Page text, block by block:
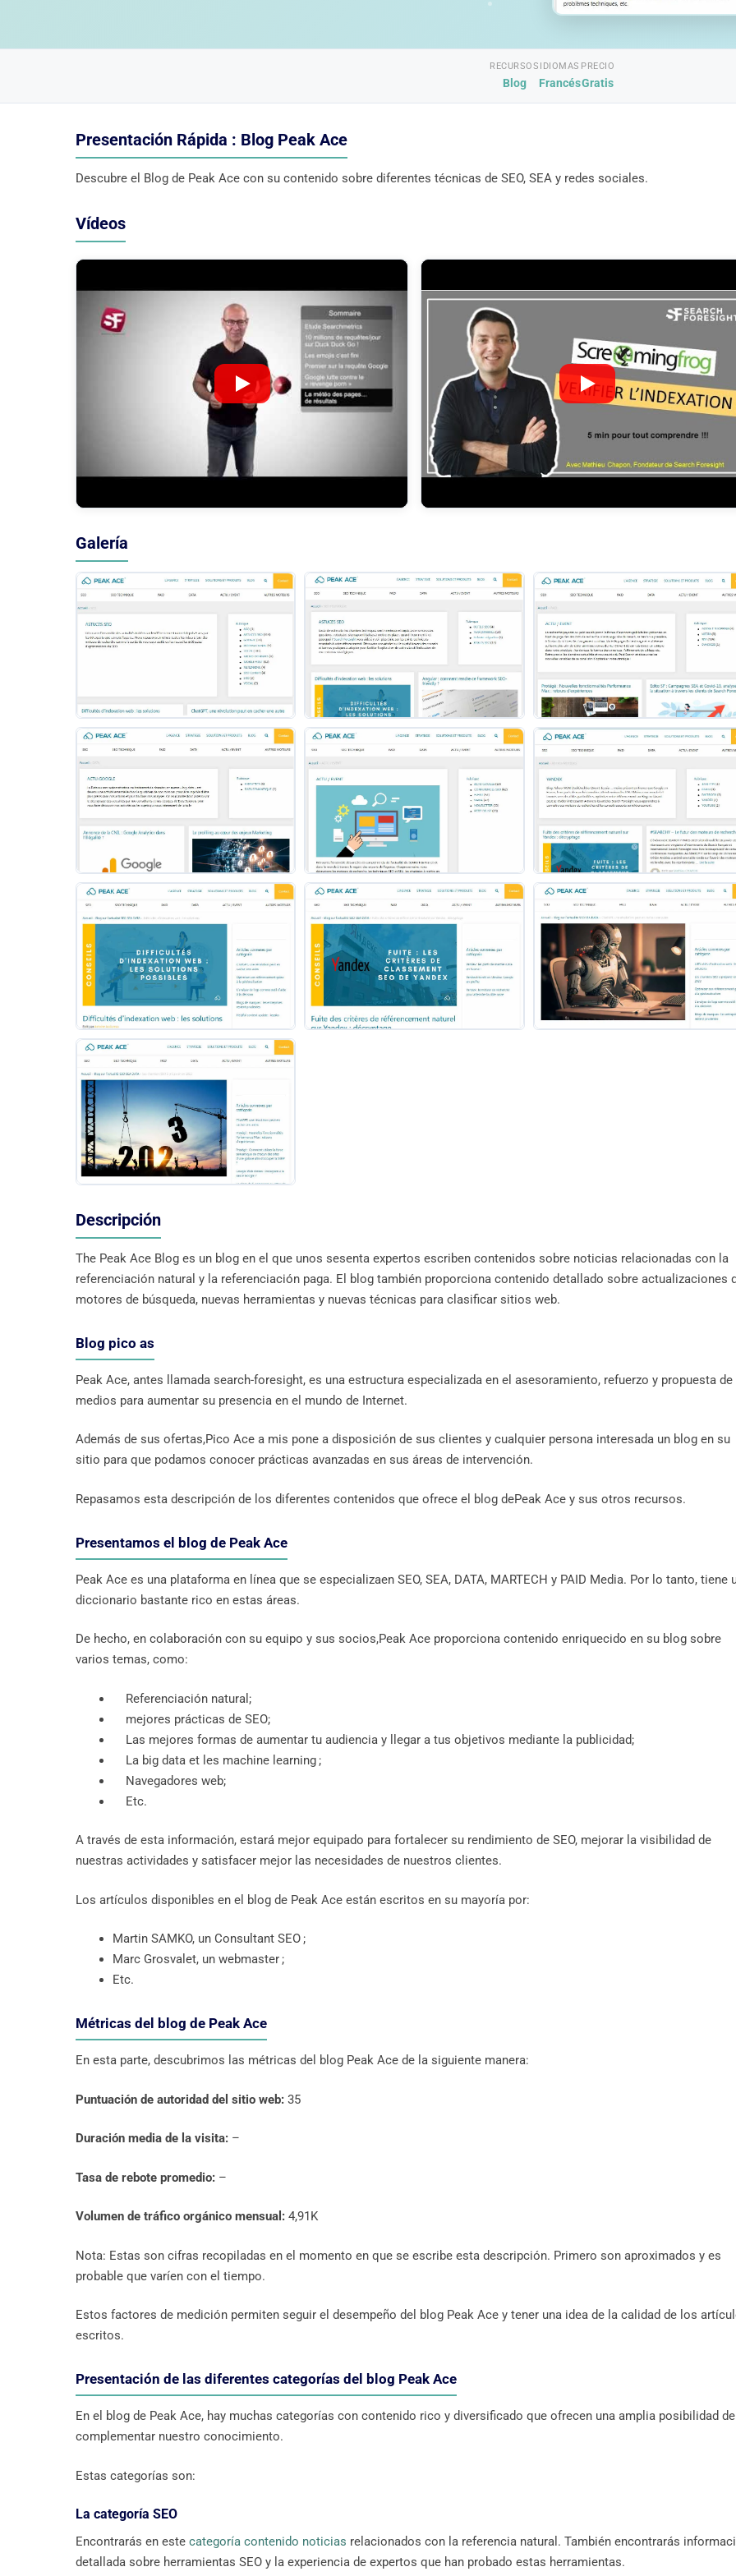
RECURSOS
Blog
IDIOMAS
Francés
PRECIO
Gratis
Presentación Rápida : Blog Peak Ace
Descubre el Blog de Peak Ace con su contenido sobre diferentes técnicas de SEO, SEA y redes sociales.
Vídeos
Galería
Descripción
The Peak Ace Blog es un blog en el que unos sesenta expertos escriben contenidos sobre noticias relacionadas con la
referenciación natural y la referenciación paga. El blog también proporciona contenido detallado sobre actualizaciones
motores de búsqueda, nuevas herramientas y nuevas técnicas para clasificar sitios web.
Blog pico as
Peak Ace, antes llamada search-foresight, es una estructura especializada en el asesoramiento, refuerzo y propuesta de
medios para aumentar su presencia en el mundo de Internet.
Además de sus ofertas,Pico Ace a mis pone a disposición de sus clientes y cualquier persona interesada un blog en su
sitio para que podamos conocer prácticas avanzadas en sus áreas de intervención.
Repasamos esta descripción de los diferentes contenidos que ofrece el blog dePeak Ace y sus otros recursos.
Presentamos el blog de Peak Ace
Peak Ace es una plataforma en línea que se especializaen SEO, SEA, DATA, MARTECH y PAID Media. Por lo tanto, tiene
diccionario bastante rico en estas áreas.
De hecho, en colaboración con su equipo y sus socios,Peak Ace proporciona contenido enriquecido en su blog sobre
varios temas, como:
Referenciación natural;
mejores prácticas de SEO;
Las mejores formas de aumentar tu audiencia y llegar a tus objetivos mediante la publicidad;
La big data et les machine learning ;
Navegadores web;
Etc.
A través de esta información, estará mejor equipado para fortalecer su rendimiento de SEO, mejorar la visibilidad de
nuestras actividades y satisfacer mejor las necesidades de nuestros clientes.
Los artículos disponibles en el blog de Peak Ace están escritos en su mayoría por:
Martin SAMKO, un Consultant SEO ;
Marc Grosvalet, un webmaster ;
Etc.
Métricas del blog de Peak Ace
En esta parte, descubrimos las métricas del blog Peak Ace de la siguiente manera:
Puntuación de autoridad del sitio web: 35
Duración media de la visita: –
Tasa de rebote promedio: –
Volumen de tráfico orgánico mensual: 4,91K
Nota: Estas son cifras recopiladas en el momento en que se escribe esta descripción. Primero son aproximados y es
probable que varíen con el tiempo.
Estos factores de medición permiten seguir el desempeño del blog Peak Ace y tener una idea de la calidad de los
escritos.
Presentación de las diferentes categorías del blog Peak Ace
En el blog de Peak Ace, hay muchas categorías con contenido rico y diversificado que ofrecen una amplia posibilidad de
complementar nuestro conocimiento.
Estas categorías son:
La categoría SEO
Encontrarás en este categoría contenido noticias relacionados con la referencia natural. También encontrarás
detallada sobre herramientas SEO y la experiencia de expertos que han probado estas herramientas.